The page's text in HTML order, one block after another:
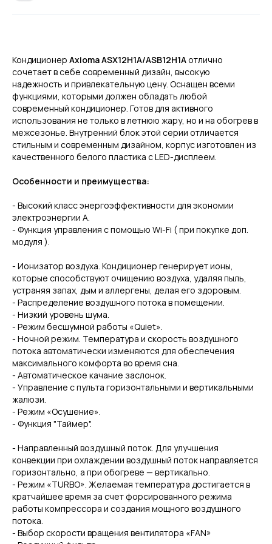
Кондиционер Axioma ASX12H1A/ASB12H1Aотлично
сочетает в себе современный дизайн, высокую
надежность и привлекательную цену. Оснащен всеми
функциями, которыми должен обладать любой
современный кондиционер. Готов для активного
использования не только в летнюю жару, но и на обогрев в
межсезонье. Внутренний блок этой серии отличается
стильным и современным дизайном, корпус изготовлен из
качественного белого пластика с LED-дисплеем.
Особенности и преимущества:
- Высокий класс энергоэффективности для экономии
электроэнергии A.
- Функция управления с помощью Wi-Fi ( при покупке доп.
модуля ).
- Ионизатор воздуха. Кондиционер генерирует ионы,
которые способствуют очищению воздуха, удаляя пыль,
устраняя запах, дым и аллергены, делая его здоровым.
- Распределение воздушного потока в помещении.
- Низкий уровень шума.
- Режим бесшумной работы «Quiet».
- Ночной режим. Температура и скорость воздушного
потока автоматически изменяются для обеспечения
максимального комфорта во время сна.
- Автоматическое качание заслонок.
- Управление с пульта горизонтальными и вертикальными
жалюзи.
- Режим «Осушение».
- Функция "Таймер".
- Направленный воздушный поток. Для улучшения
конвекции при охлаждении воздушный поток направляется
горизонтально, а при обогреве — вертикально.
- Режим «TURBO». Желаемая температура достигается в
кратчайшее время за счет форсированного режима
работы компрессора и создания мощного воздушного
потока.
- Выбор скорости вращения вентилятора «FAN»